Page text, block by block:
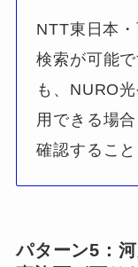
NTT東日本
検索が可能
も、NURO
用できる場
確認すること
パターン5：